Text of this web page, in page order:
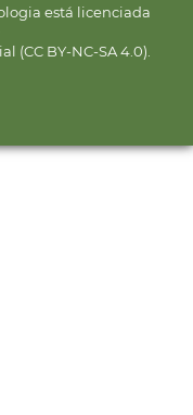
está licenciada
(CC BY-NC-SA 4.0).